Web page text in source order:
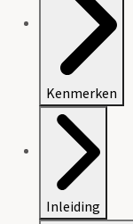
Kenmerken
Inleiding